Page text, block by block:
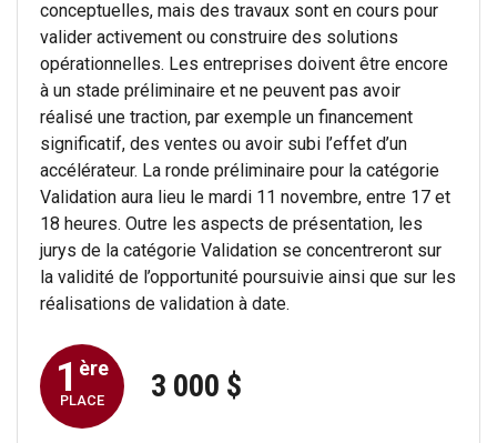
conceptuelles, mais des travaux sont en cours pour
valider activement ou construire des solutions
opérationnelles. Les entreprises doivent être encore
à un stade préliminaire et ne peuvent pas avoir
réalisé une traction, par exemple un financement
significatif, des ventes ou avoir subi l’effet d’un
accélérateur. La ronde préliminaire pour la catégorie
Validation aura lieu le mardi 11 novembre, entre 17 et
18 heures. Outre les aspects de présentation, les
jurys de la catégorie Validation se concentreront sur
la validité de l’opportunité poursuivie ainsi que sur les
réalisations de validation à date.
1 ère
PLACE 3 000 $